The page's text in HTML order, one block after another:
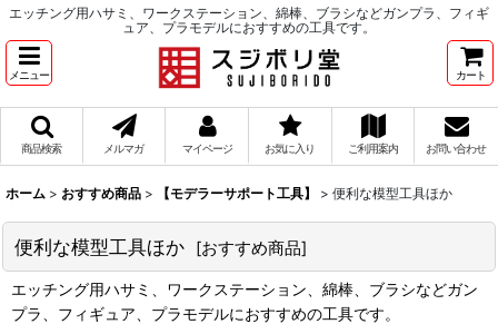
エッチング用ハサミ、ワークステーション、綿棒、ブラシなどガンプラ、フィギ
ュア、プラモデルにおすすめの工具です。
メニュー カート
商品検索 メルマガ マイページ お気に入り ご利用案内 お問い合わせ
ホーム > おすすめ商品 > 【モデラーサポート工具】 > 便利な模型工具ほか
便利な模型工具ほか [おすすめ商品]
エッチング用ハサミ、ワークステーション、綿棒、ブラシなどガン
プラ、フィギュア、プラモデルにおすすめの工具です。